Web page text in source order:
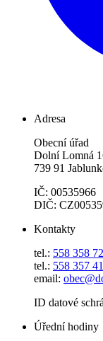
Adresa
Obecní úřad
Dolní Lomná
739 91
IČ: 00535966
DIČ:
Kontakty
tel.: 558 358
tel.: 558 357
email:
ID datové
Úřední hodiny